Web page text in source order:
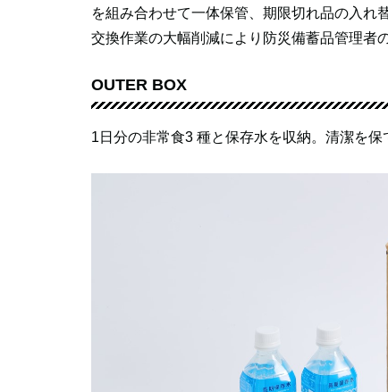
を組み合わせて一体保管、期限切れ品の入れ
交換作業の大幅削減により防災備蓄品管理者
OUTER BOX
1日分の非常食3 種と保存水を収納。清潔を保